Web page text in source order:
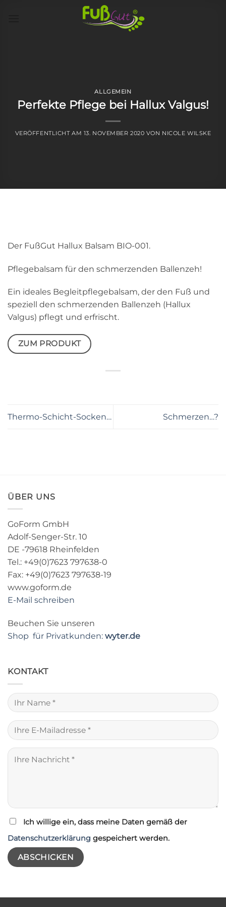
ALLGEMEIN
Perfekte Pflege bei Hallux Valgus!
VERÖFFENTLICHT AM 13. NOVEMBER 2020 VON NICOLE WILSKE
Der FußGut Hallux Balsam BIO-001.
Pflegebalsam für den schmerzenden Ballenzeh!
Ein ideales Begleitpflegebalsam, der den Fuß und
speziell den schmerzenden Ballenzeh (Hallux
Valgus) pflegt und erfrischt.
ZUM PRODUKT
Thermo-Schicht-Socken… Schmerzen…?
ÜBER UNS
GoForm GmbH
Adolf-Senger-Str. 10
DE -79618 Rheinfelden
Tel.: +49(0)7623 797638-0
Fax: +49(0)7623 797638-19
www.goform.de
E-Mail schreiben
Beuchen Sie unseren
Shop für Privatkunden: wyter.de
KONTAKT
Ich willige ein, dass meine Daten gemäß der
Datenschutzerklärung gespeichert werden.